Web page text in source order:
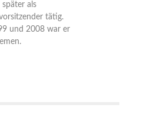
als
tätig.
und 2008 war er